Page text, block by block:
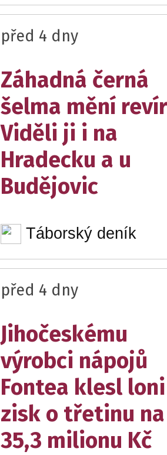
před 4 dny
Záhadná černá
šelma mění
Viděli ji i na
Hradecku a u
Budějovic
Táborský deník
před 4 dny
Jihočeskému
výrobci nápojů
Fontea klesl loni
zisk o třetinu na
35,3 milionu Kč